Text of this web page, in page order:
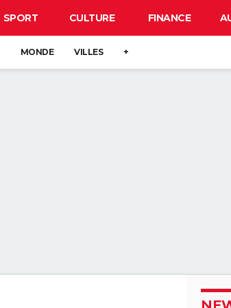
SPORT CULTURE FINANCE
MONDE VILLES +